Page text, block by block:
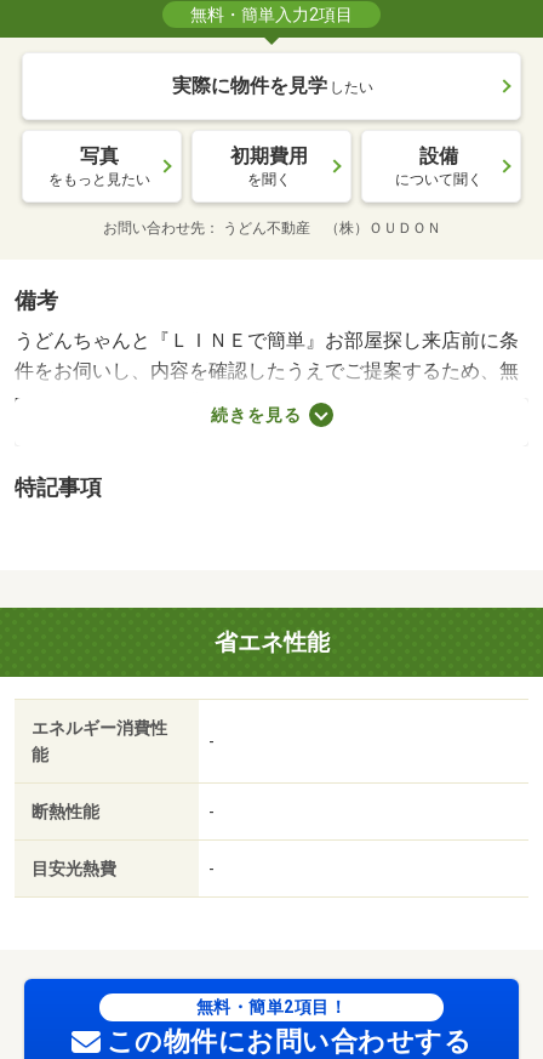
無料・簡単入力2項目
実際に物件を見学 したい
写真
をもっと見たい
初期費用
を聞く
設備
について聞く
お問い合わせ先 うどん不動産 （株）ＯＵＤＯＮ
備考
うどんちゃんと『ＬＩＮＥで簡単』お部屋探し来店前に条
件をお伺いし、内容を確認したうえでご提案するため、無
駄な内覧やしつこい営業はありません。「何から始めれば
いいかわからない」「忙しくて来店の時間が取れない」そ
るだけ。お部屋探しを、もっと気軽に、もっとスムーズ
めればいいかわからない」「忙しくて来店の時間が取れな
い」そんな方もご安心ください。まずはＬＩＮＥで条件を
入力するだけ。お部屋探しを、もっと気軽に、もっとスム
ーズに。・賃貸保証等：加入要（ハウスリーブ ハウスリ
ーブ株式会社 契約時保証委託料：２．２万／月額保証委
託料：賃料総額の２．２％又は５．５％ ※ペット可は
在・うどんちゃんと『ＬＩＮＥで簡単』お部屋探し まず
はＬＩＮＥで条件を入力するだけ。 お部屋探しを、もっ
と気軽に、もっとスムーズに。/クリーニング費用 60000
続きを見る
特記事項
省エネ性能
エネルギー消費性
能
-
断熱性能 -
目安光熱費 -
無料・簡単2項目！
この物件にお問い合わせする